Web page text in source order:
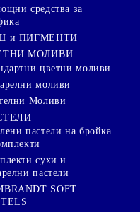
средства за
и ПИГМЕНТИ
МОЛИВИ
цветни моливи
моливи
Моливи
пастели на бройка
сухи и
пастели
SOFT